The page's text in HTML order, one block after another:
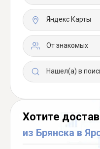
Яндекс Карты
От знакомых
Нашел(а) в
Хотите
из Брянска в